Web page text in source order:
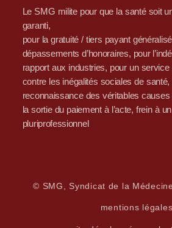
Le SMG milite pour que la santé soit
garanti,
pour la gratuité / tiers payant
dépassements d’honoraires, pour
rapport aux industries, pour un service
contre les inégalités sociales de santé,
reconnaissance des véritables
la sortie du paiement à l’acte, frein à
pluriprofessionnel
© SMG, Syndicat de la
mentions légales